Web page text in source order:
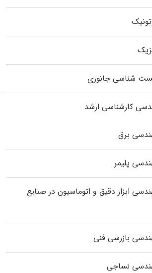
شناسی جانوری
کارشناسی ارشد
برق
پلیمر
ابزار دقیق و اتوماسیون در صنایع
بازرسی فنی
نساجی